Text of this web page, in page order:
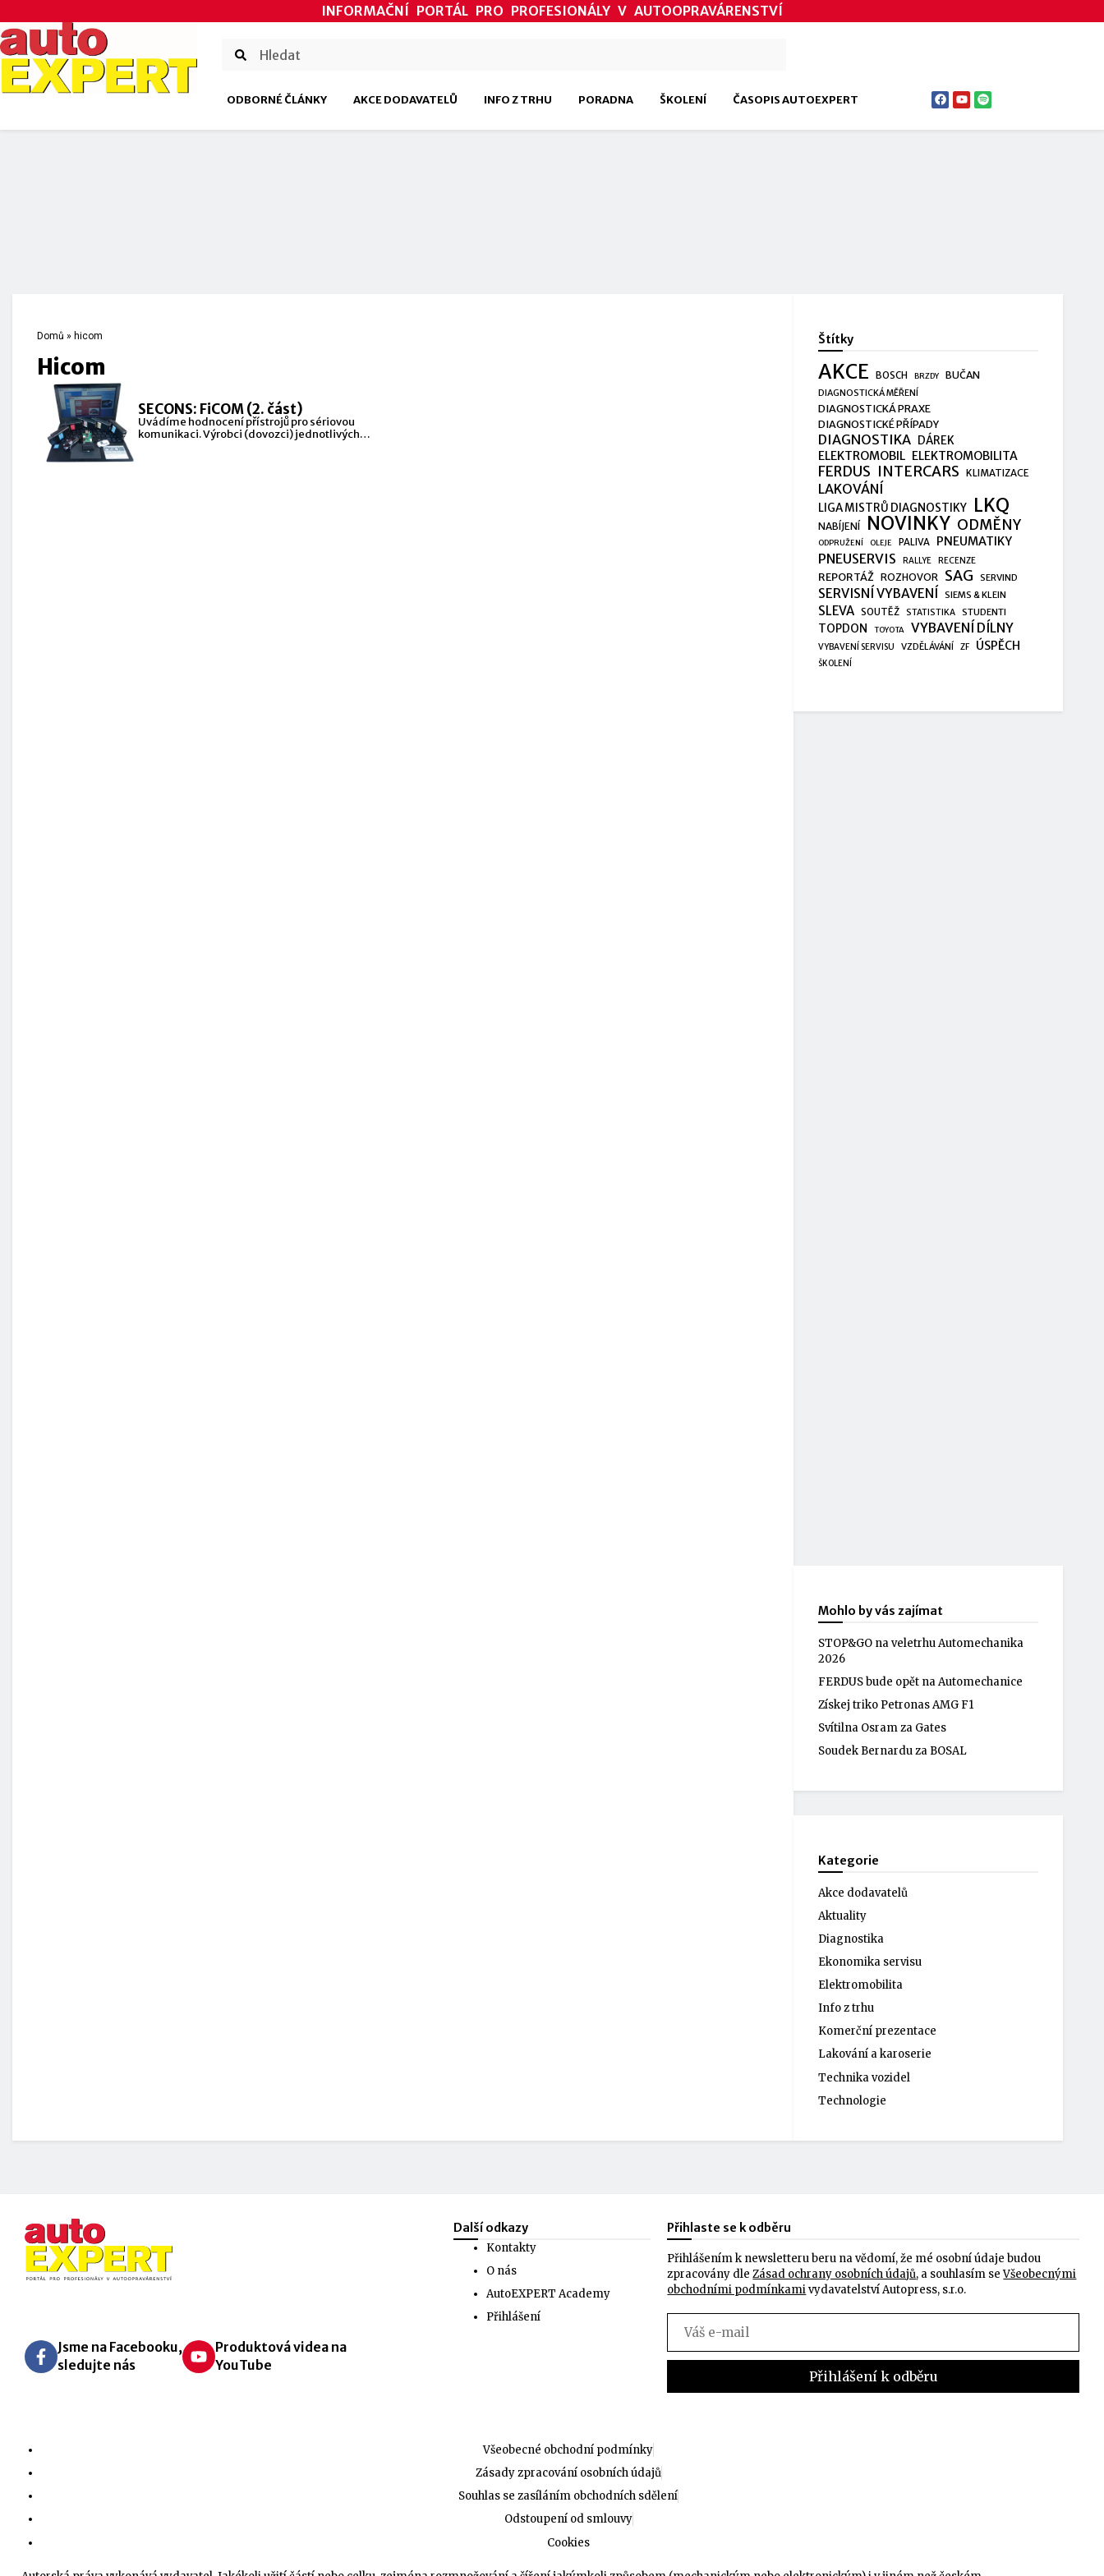
INFORMAČNÍ PORTÁL PRO PROFESIONÁLY V AUTOOPRAVÁRENSTVÍ
ODBORNÉ ČLÁNKY AKCE DODAVATELŮ INFO Z TRHU PORADNA ŠKOLENÍ ČASOPIS AUTOEXPERT
Domů » hicom
hicom
SECONS: FiCOM (2. část)
Uvádíme hodnocení přístrojů pro sériovou
komunikaci. Výrobci (dovozci) jednotlivých
Štítky
AKCE BOSCH BRZDY BUČAN
DIAGNOSTICKÁ MĚŘENÍ
DIAGNOSTICKÁ PRAXE
DIAGNOSTICKÉ PŘÍPADY
DIAGNOSTIKA DÁREK
ELEKTROMOBIL ELEKTROMOBILITA
FERDUS INTERCARS KLIMATIZACE
LAKOVÁNÍ
LIGA MISTRŮ DIAGNOSTIKY LKQ
NABÍJENÍ NOVINKY ODMĚNY
ODPRUŽENÍ OLEJE PALIVA PNEUMATIKY
PNEUSERVIS RALLYE RECENZE
REPORTÁŽ ROZHOVOR SAG SERVIND
SERVISNÍ VYBAVENÍ SIEMS & KLEIN
SLEVA SOUTĚŽ STATISTIKA STUDENTI
TOPDON TOYOTA VYBAVENÍ DÍLNY
VYBAVENÍ SERVISU VZDĚLÁVÁNÍ ZF ÚSPĚCH
ŠKOLENÍ
Mohlo by vás zajímat
STOP&GO na veletrhu Automechanika
2026
FERDUS bude opět na Automechanice
Získej triko Petronas AMG F1
Svítilna Osram za Gates
Soudek Bernardu za BOSAL
Kategorie
Akce dodavatelů
Aktuality
Diagnostika
Ekonomika servisu
Elektromobilita
Info z trhu
Komerční prezentace
Lakování a karoserie
Technika vozidel
Technologie
Další odkazy
Kontakty
O nás
AutoEXPERT Academy
Přihlášení
Přihlaste se k odběru
Přihlášením k newsletteru beru na vědomí, že mé osobní údaje budou
zpracovány dleZásad ochrany osobních údajů, a souhlasím seVšeobecnými
obchodními podmínkamivydavatelství Autopress, s.r.o.
Jsme na Facebooku,
sledujte nás
Produktová videa na
YouTube
Všeobecné obchodní podmínky
Zásady zpracování osobních údajů
Souhlas se zasíláním obchodních sdělení
Odstoupení od smlouvy
Cookies